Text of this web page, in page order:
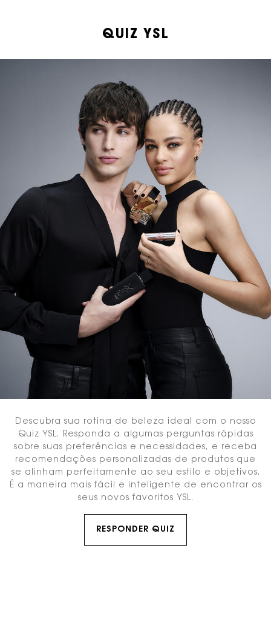
QUIZ YSL
Descubra sua rotina de beleza ideal com o nosso
Quiz YSL. Responda a algumas perguntas rápidas
sobre suas preferências e necessidades, e receba
recomendações personalizadas de produtos que
se alinham perfeitamente ao seu estilo e objetivos.
É a maneira mais fácil e inteligente de encontrar os
seus novos favoritos YSL.
RESPONDER QUIZ